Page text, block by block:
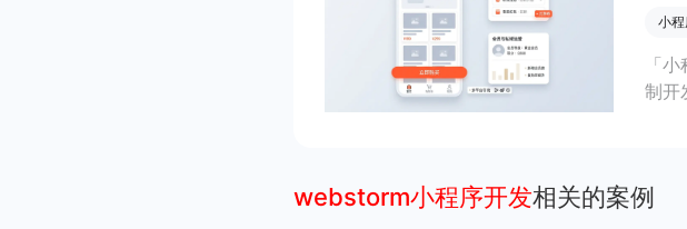
小
「
制开
webstorm小程序开发相关的案例